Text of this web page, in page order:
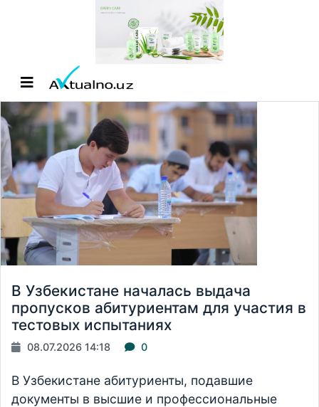
В Узбекистане началась выдача
пропусков абитуриентам для участия в
тестовых испытаниях
08.07.2026 14:18 0
В Узбекистане абитуриенты, подавшие
документы в высшие и профессиональные